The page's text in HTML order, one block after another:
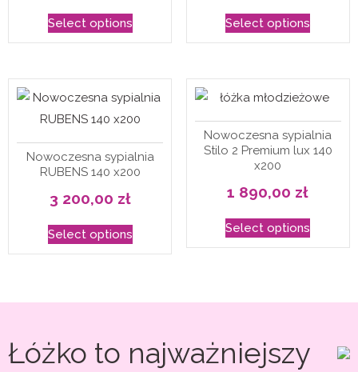
Select options Select options
Nowoczesna sypialnia
RUBENS 140 x200
3 200,00 zł
Select options
Nowoczesna sypialnia
Stilo 2 Premium lux 140
x200
1 890,00 zł
Select options
Łóżko to najważniejszy